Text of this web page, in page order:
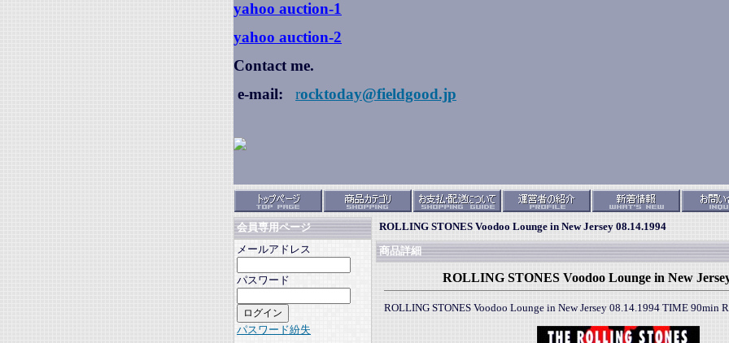
yahoo auction-1
yahoo auction-2
Contact me.
e-mail:
rocktoday@fieldgood.jp
会員専用ページ
メールアドレス
パスワード
パスワード紛失
ROLLING STONES Voodoo Lounge in New Jersey 08.14.1994
商品詳細
ROLLING STONES Voodoo Lounge in New
ROLLING STONES Voodoo Lounge in New Jersey 08.14.1994 TIME 90min